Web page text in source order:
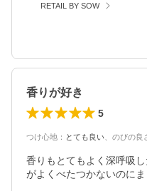
RETAIL BY SOW
香りが好き
5
つけ心地 ： とても良い のびの良
香りもとてもよく深呼吸
がよくべたつかないのにま